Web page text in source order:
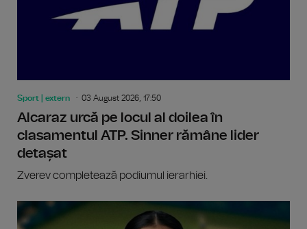
Sport | extern 03 August 2026, 17:50
Alcaraz urcă pe locul al doilea în
clasamentul ATP. Sinner rămâne lider
detașat
Zverev completează podiumul ierarhiei.